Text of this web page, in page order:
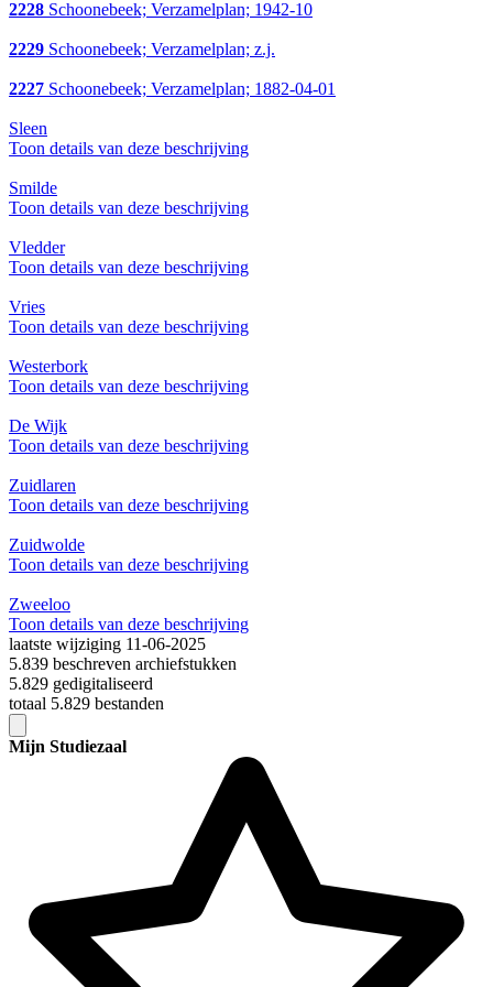
2228 Schoonebeek; Verzamelplan; 1942-10
2229 Schoonebeek; Verzamelplan; z.j.
2227 Schoonebeek; Verzamelplan; 1882-04-01
Sleen
Toon details van deze beschrijving
Smilde
Toon details van deze beschrijving
Vledder
Toon details van deze beschrijving
Vries
Toon details van deze beschrijving
Westerbork
Toon details van deze beschrijving
De Wijk
Toon details van deze beschrijving
Zuidlaren
Toon details van deze beschrijving
Zuidwolde
Toon details van deze beschrijving
Zweeloo
Toon details van deze beschrijving
laatste wijziging 11-06-2025
5.839 beschreven archiefstukken
5.829 gedigitaliseerd
totaal 5.829 bestanden
Mijn Studiezaal